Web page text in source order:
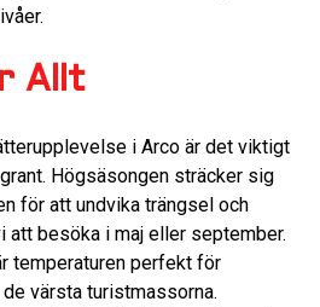
Allt
i Arco är det viktigt
Högsäsongen sträcker sig
för att undvika trängsel och
att besöka i maj eller september.
temperaturen perfekt för
värsta turistmassorna.